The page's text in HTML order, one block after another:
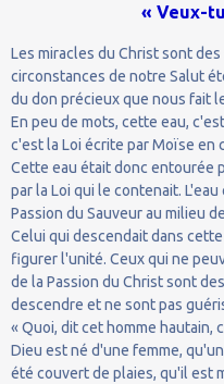
« Veux-
Les miracles du Christ sont
circonstances de notre Salut
du don précieux que nous fait
En peu de mots, cette eau,
c'est la Loi écrite par Moïse en
Cette eau était donc entourée
par la Loi qui le contenait.
Passion du Sauveur au milieu
Celui qui descendait dans
figurer l'unité. Ceux qui ne
de la Passion du Christ sont
descendre et ne sont pas
« Quoi, dit cet homme hautain,
Dieu est né d'une femme,
été couvert de plaies, qu'il est